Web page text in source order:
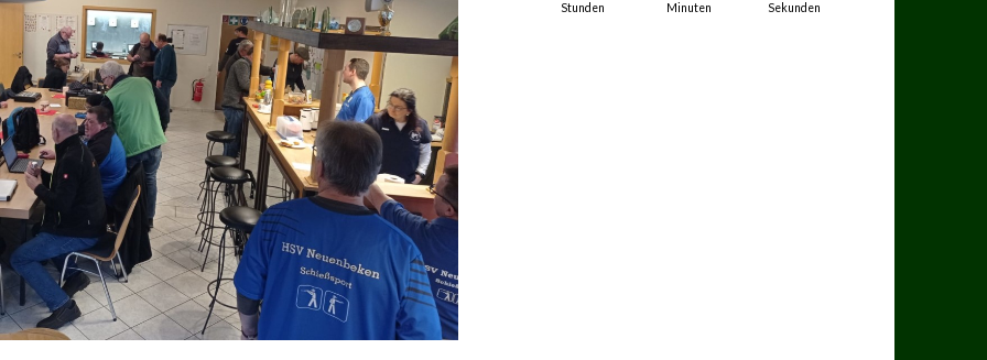
Stunden Minuten Sekunden